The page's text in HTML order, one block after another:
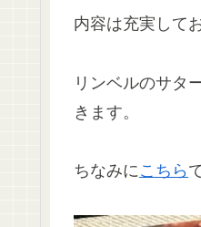
内容は充実して
リンベルのサタ
きます。
ちなみにこちら